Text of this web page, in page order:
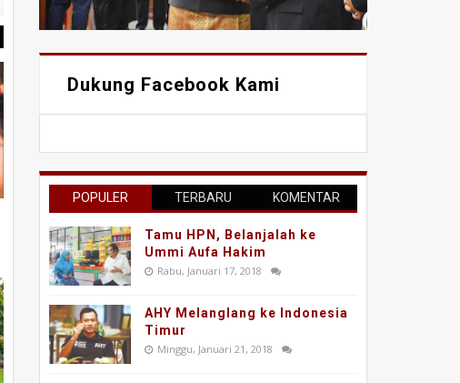
Dukung Facebook Kami
POPULER TERBARU KOMENTAR
Tamu HPN, Belanjalah ke
Ummi Aufa Hakim
Rabu, Januari 17, 2018
AHY Melanglang ke Indonesia
Timur
Minggu, Januari 21, 2018